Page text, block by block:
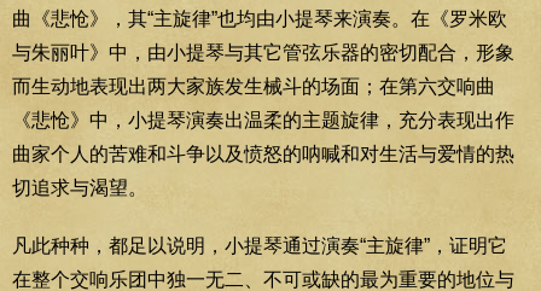
曲《悲怆》，其“主旋律”也均由小提琴来演奏。在《罗米欧
与朱丽叶》中，由小提琴与其它管弦乐器的密切配合，形象
而生动地表现出两大家族发生械斗的场面；在第六交响曲
《悲怆》中，小提琴演奏出温柔的主题旋律，充分表现出作
曲家个人的苦难和斗争以及愤怒的呐喊和对生活与爱情的热
切追求与渴望。
凡此种种，都足以说明，小提琴通过演奏“主旋律”，证明它
在整个交响乐团中独一无二、不可或缺的最为重要的地位与